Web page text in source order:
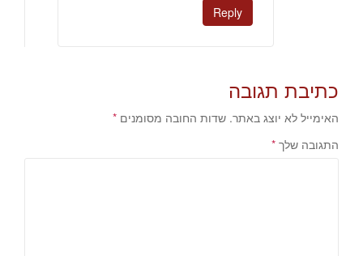
Reply
כתיבת תגובה
האימייל לא יוצג באתר. שדות החובה מסומנים *
התגובה שלך *